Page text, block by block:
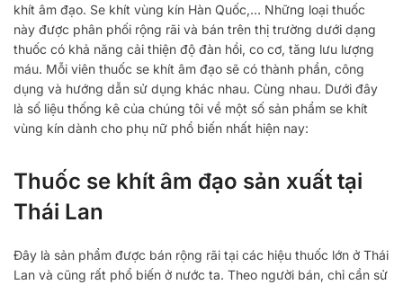
khít âm đạo. Se khít vùng kín Hàn Quốc,… Những loại thuốc
này được phân phối rộng rãi và bán trên thị trường dưới dạng
thuốc có khả năng cải thiện độ đàn hồi, co cơ, tăng lưu lượng
máu. Mỗi viên thuốc se khít âm đạo sẽ có thành phần, công
dụng và hướng dẫn sử dụng khác nhau. Cùng nhau. Dưới đây
là số liệu thống kê của chúng tôi về một số sản phẩm se khít
vùng kín dành cho phụ nữ phổ biến nhất hiện nay:
Thuốc se khít âm đạo sản xuất tại
Thái Lan
Đây là sản phẩm được bán rộng rãi tại các hiệu thuốc lớn ở Thái
Lan và cũng rất phổ biến ở nước ta. Theo người bán, chỉ cần sử